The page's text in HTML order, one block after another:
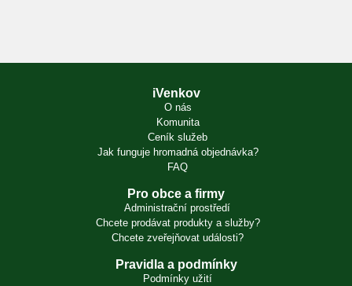
iVenkov
O nás
Komunita
Ceník služeb
Jak funguje hromadná objednávka?
FAQ
Pro obce a firmy
Administrační prostředí
Chcete prodávat produkty a služby?
Chcete zveřejňovat události?
Pravidla a podmínky
Podmínky užití